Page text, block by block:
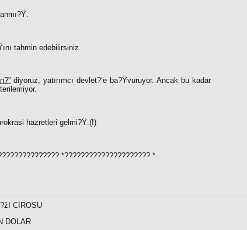
tahmin edebilirsiniz.
diyoruz, yatırımcı devlet?’e ba?Ÿvuruyor. Ancak bu kadar
hazretleri gelmi?Ÿ.(!)
*????????????????????? *
CİROSU
DOLAR